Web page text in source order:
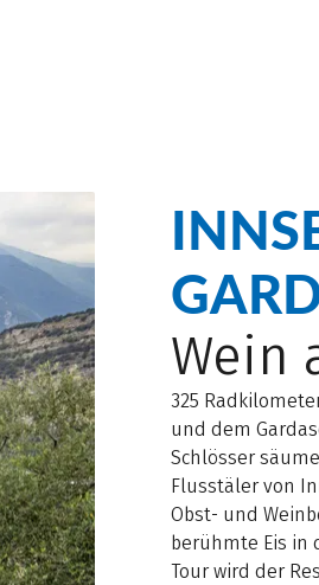
Wein
325
und dem
Schlösser
Flusstäler von
Obst- und
berühmte Eis in
Tour wird der